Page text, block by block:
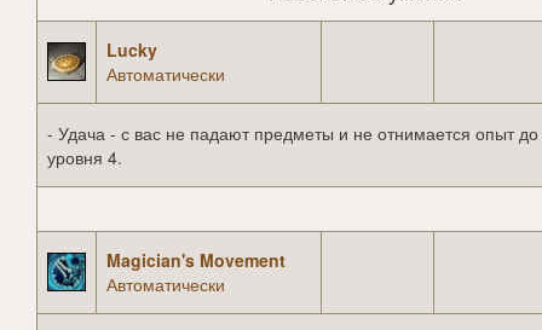
Lucky
Автоматически
- Удача - с вас не падают предметы и не отнимается опыт до
уровня 4.
Magician's Movement
Автоматически